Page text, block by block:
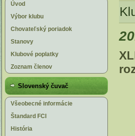
Úvod
Výbor klubu
Chovateľský poriadok
Stanovy
Klubové poplatky
Zoznam členov
Slovenský čuvač
Všeobecné informácie
Štandard FCI
História